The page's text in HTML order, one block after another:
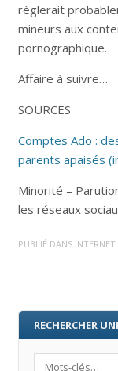
règlerait
mineurs aux
pornographique.
Affaire à suivre…
SOURCES
Comptes Ado :
parents apaisés
Minorité –
les réseaux
PUBLIÉ DANS
RECHERCHER